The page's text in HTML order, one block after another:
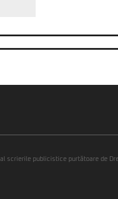
scrierile publicistice purtătoare de